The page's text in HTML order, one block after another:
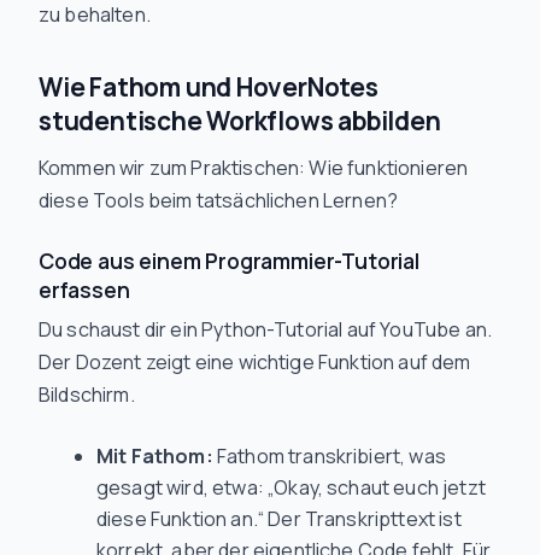
zu behalten.
Wie Fathom und HoverNotes
studentische Workflows abbilden
Kommen wir zum Praktischen: Wie funktionieren
diese Tools beim tatsächlichen Lernen?
Code aus einem Programmier-Tutorial
erfassen
Du schaust dir ein Python-Tutorial auf YouTube an.
Der Dozent zeigt eine wichtige Funktion auf dem
Bildschirm.
Mit Fathom: Fathom transkribiert, was
gesagt wird, etwa: „Okay, schaut euch jetzt
diese Funktion an.“ Der Transkripttext ist